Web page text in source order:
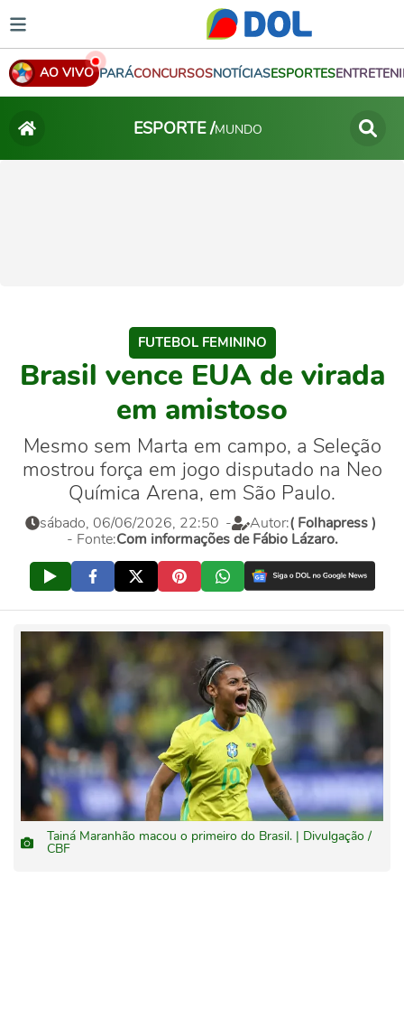
AO VIVO PARÁCONCURSOSNOTÍCIASESPORTES
ESPORTE /MUNDO
FUTEBOL FEMININO
Brasil vence EUA de virada
em amistoso
Mesmo sem Marta em campo, a Seleção
mostrou força em jogo disputado na Neo
Química Arena, em São Paulo.
sábado, 06/06/2026, 22:50 - Autor:( Folhapress )
- Fonte:Com informações de Fábio Lázaro.
Tainá Maranhão macou o primeiro do Brasil. | Divulgação /
CBF